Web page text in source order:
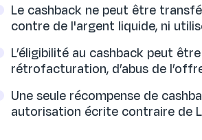
Le cashback ne peut être
contre de l'argent liquide, ni
L’éligibilité au cashback peut
rétrofacturation, d’abus de
Une seule récompense de
autorisation écrite contraire de